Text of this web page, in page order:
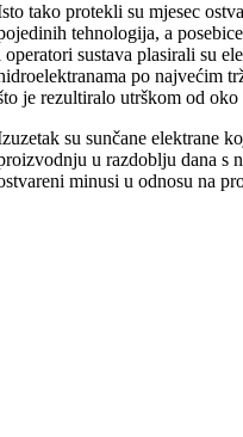
tako protekli su mjesec
tehnologija, a
operatori sustava plasirali su
po najvećim
je rezultiralo utrškom od
su sunčane elektrane
u razdoblju dana s
minusi u odnosu na